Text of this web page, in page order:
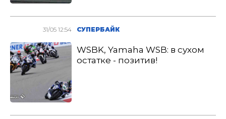
31/05 12:54 СУПЕРБАЙК
WSBK, Yamaha WSB: в сухом
остатке - позитив!